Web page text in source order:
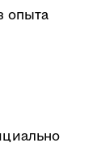
опыта